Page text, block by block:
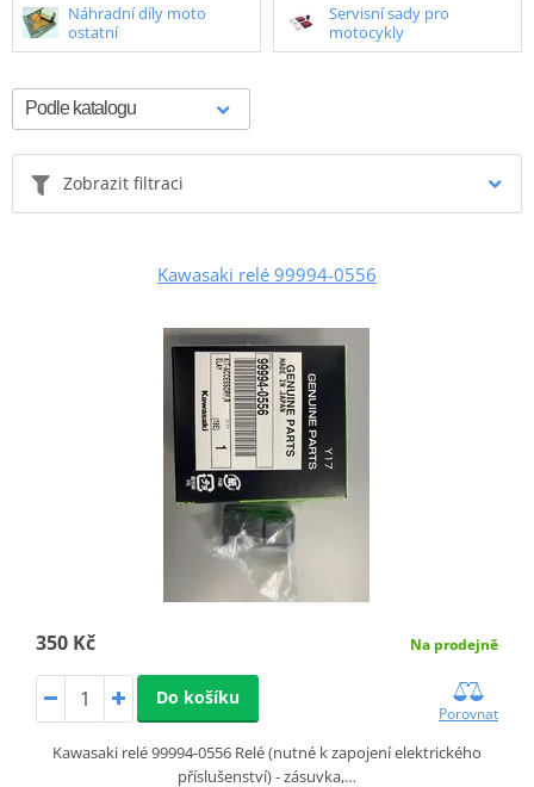
Náhradní díly moto
ostatní
Servisní sady pro
motocykly
Zobrazit filtraci
Kawasaki relé 99994-0556
350 Kč Na prodejně
Do košíku
Porovnat
Kawasaki relé 99994-0556 Relé (nutné k zapojení elektrického
příslušenství) - zásuvka,…